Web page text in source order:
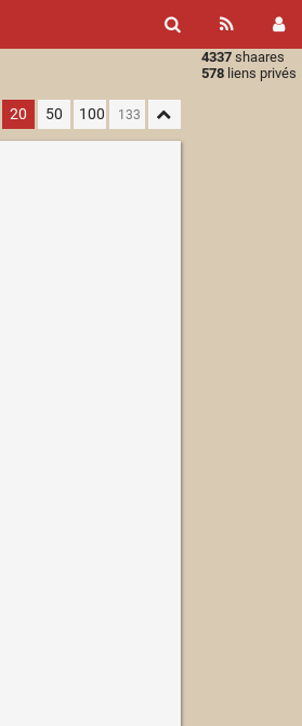
4337 shaares
578 liens privés
20 50 100